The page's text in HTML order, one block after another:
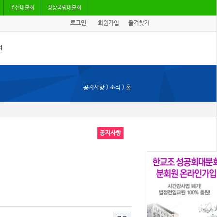
조선대분회 경상국립대분회
로그인 회원가입 즐겨찾기
공지사항 > 소식 > 홈
공지사항